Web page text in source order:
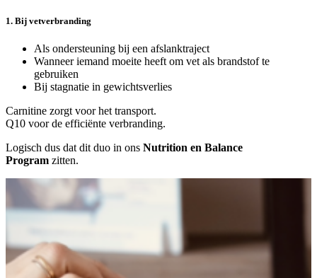
1. Bij vetverbranding
Als ondersteuning bij een afslanktraject
Wanneer iemand moeite heeft om vet als brandstof te
gebruiken
Bij stagnatie in gewichtsverlies
Carnitine zorgt voor het transport.
Q10 voor de efficiënte verbranding.
Logisch dus dat dit duo in ons Nutrition en Balance
Program zitten.